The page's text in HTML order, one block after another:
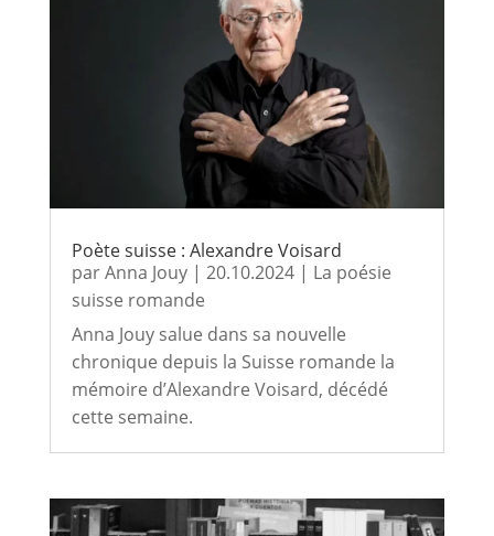
Poète suisse : Alexandre Voisard
parAnna Jouy| 20.10.2024| La poésie
suisse romande
Anna Jouy salue dans sa nouvelle
chronique depuis la Suisse romande la
mémoire d’Alexandre Voisard, décédé
cette semaine.